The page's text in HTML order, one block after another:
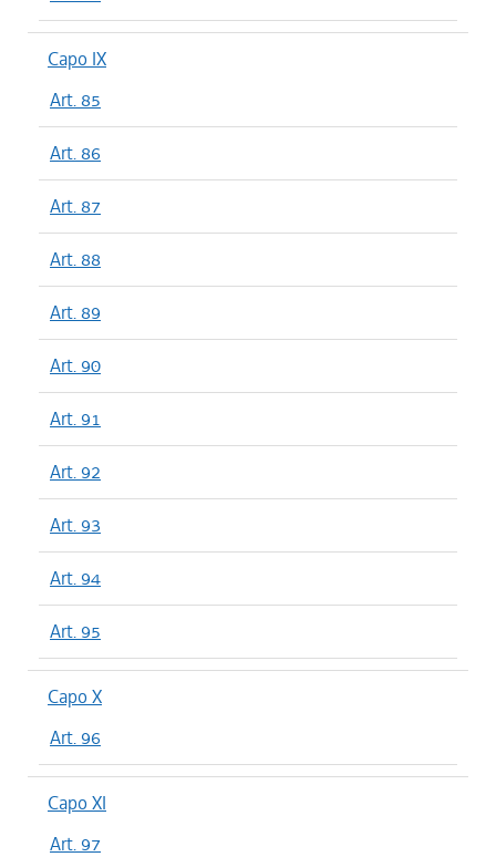
Capo IX
Art. 85
Art. 86
Art. 87
Art. 88
Art. 89
Art. 90
Art. 91
Art. 92
Art. 93
Art. 94
Art. 95
Capo X
Art. 96
Capo XI
Art. 97